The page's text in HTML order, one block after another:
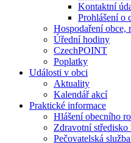
Kontaktní
Prohlášení o
Hospodaření obce,
Úřední hodiny
CzechPOINT
Poplatky
Události v obci
Aktuality
Kalendář akcí
Praktické informace
Hlášení obecního
Zdravotní středisko
Pečovatelská